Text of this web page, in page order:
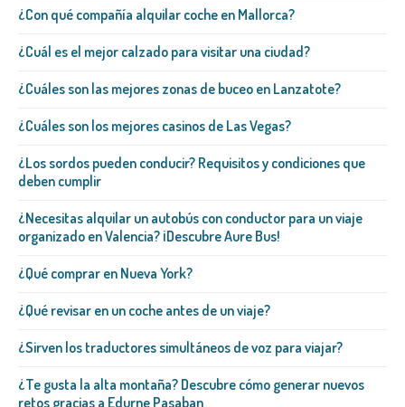
¿Con qué compañía alquilar coche en Mallorca?
¿Cuál es el mejor calzado para visitar una ciudad?
¿Cuáles son las mejores zonas de buceo en Lanzatote?
¿Cuáles son los mejores casinos de Las Vegas?
¿Los sordos pueden conducir? Requisitos y condiciones que
deben cumplir
¿Necesitas alquilar un autobús con conductor para un viaje
organizado en Valencia? ¡Descubre Aure Bus!
¿Qué comprar en Nueva York?
¿Qué revisar en un coche antes de un viaje?
¿Sirven los traductores simultáneos de voz para viajar?
¿Te gusta la alta montaña? Descubre cómo generar nuevos
retos gracias a Edurne Pasaban